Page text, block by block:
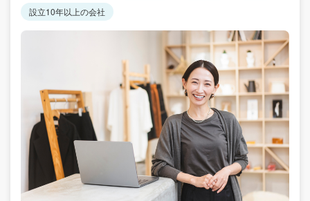
設立10年以上の会社